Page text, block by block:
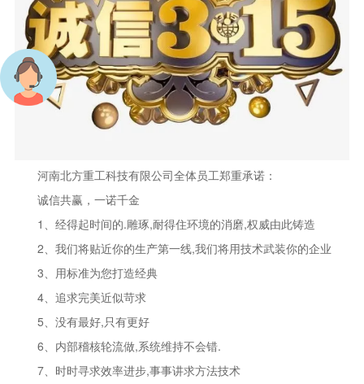
河南北方重工科技有限公司全体员工郑重承诺：
诚信共赢，一诺千金
1、经得起时间的.雕琢,耐得住环境的消磨,权威由此铸造
2、我们将贴近你的生产第一线,我们将用技术武装你的企业
3、用标准为您打造经典
4、追求完美近似苛求
5、没有最好,只有更好
6、内部稽核轮流做,系统维持不会错.
7、时时寻求效率进步,事事讲求方法技术